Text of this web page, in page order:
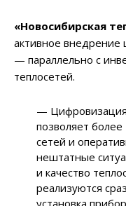
«Новосибирская
активное внедрение
— параллельно с
теплосетей.
— Цифровизация
позволяет
сетей и
нештатные
и качество
реализуются